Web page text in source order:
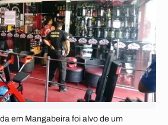
em Mangabeira foi alvo de um